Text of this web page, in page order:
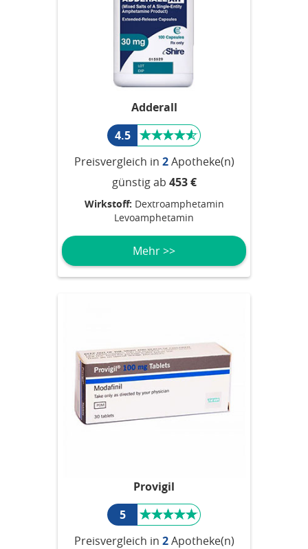
Adderall
4.5
Preisvergleich in 2Apotheke(n)
günstig ab 453 €
Wirkstoff: Dextroamphetamin
Levoamphetamin
Mehr >>
Provigil
5
Preisvergleich in 2Apotheke(n)